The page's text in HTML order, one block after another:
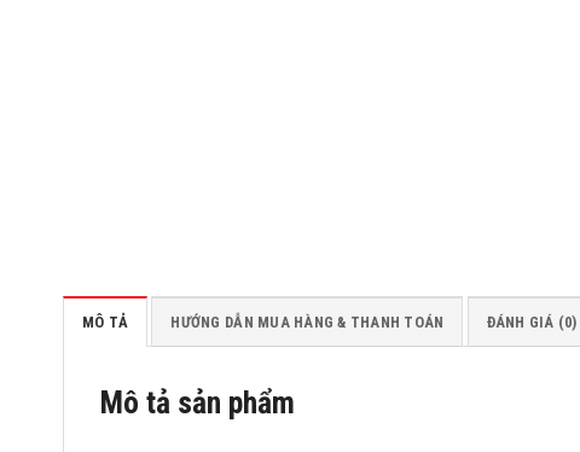
MÔ TẢ HƯỚNG DẪN MUA HÀNG & THANH TOÁN ĐÁNH GIÁ (0)
Mô tả sản phẩm